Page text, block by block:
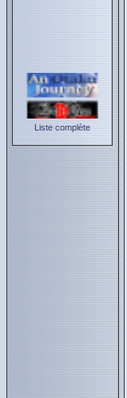
Liste complète